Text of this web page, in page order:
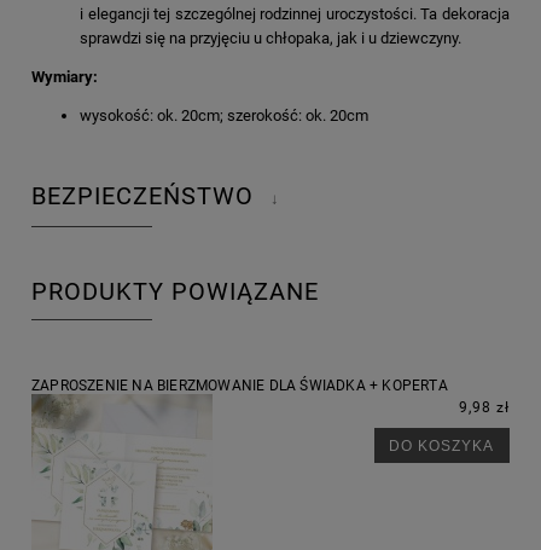
i elegancji tej szczególnej rodzinnej uroczystości. Ta dekoracja
sprawdzi się na przyjęciu u chłopaka, jak i u dziewczyny.
Wymiary:
wysokość: ok. 20cm; szerokość: ok. 20cm
BEZPIECZEŃSTWO ↓
PRODUKTY POWIĄZANE
ZAPROSZENIE NA BIERZMOWANIE DLA ŚWIADKA + KOPERTA
9,98 zł
DO KOSZYKA